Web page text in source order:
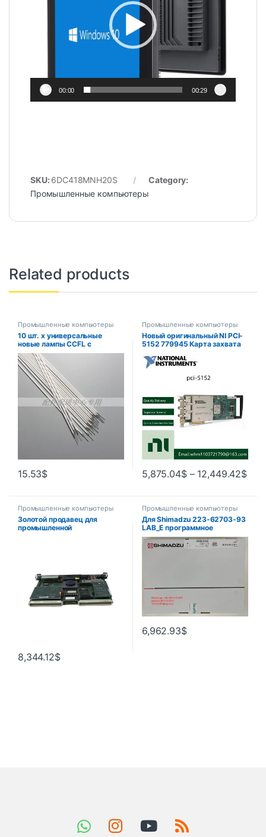
00:00 00:29
SKU: 6DC418MNH20S
Category:
Промышленные компьютеры
Related products
Промышленные компьютеры
10 шт. x универсальные
новые лампы CCFL с
подсветкой шириной 22
дюйма, 483 мм * 2,4 мм для
ЖК-монитора, бесплатная
доставка
15.53$
Промышленные компьютеры
Новый оригинальный NI PCI-
5152 779945 Карта захвата
5,875.04$– 12,449.42$
Промышленные компьютеры
Золотой продавец для
промышленной
8,344.12$
Промышленные компьютеры
Для Shimadzu 223-62703-93
LAB_E программное
обеспечение с одним GC
(лабораторное решение),
6,962.93$